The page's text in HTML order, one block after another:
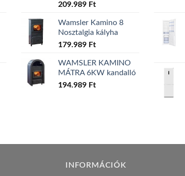
209.989 Ft
Wamsler Kamino 8
Nosztalgia kályha
179.989 Ft
WAMSLER KAMINO
MÁTRA 6KW kandalló
194.989 Ft
INFORMÁCIÓK